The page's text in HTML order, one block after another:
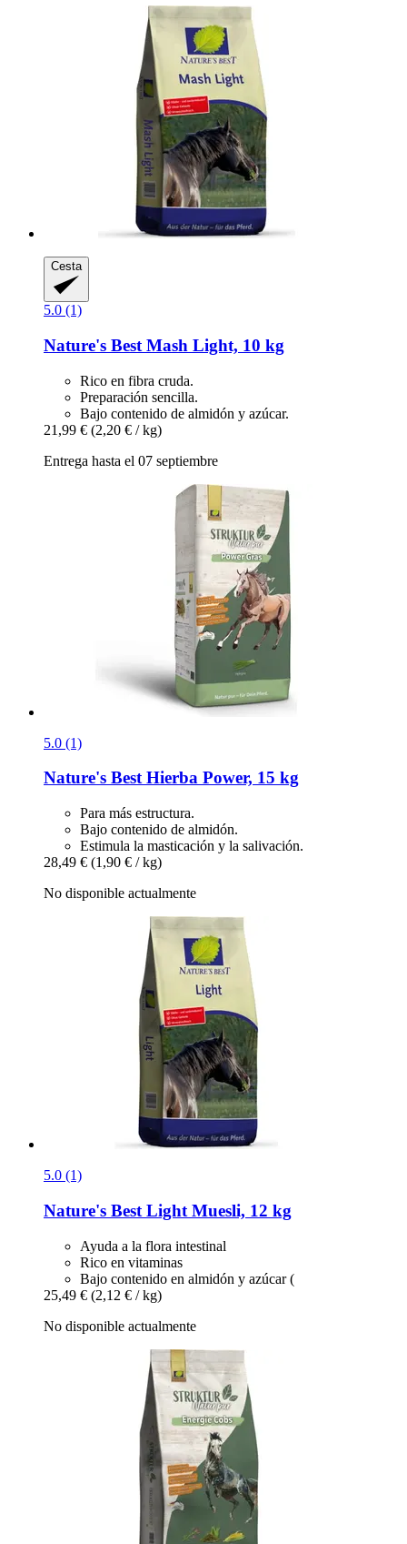
Cesta
5.0 (1)
Nature's Best Mash Light, 10 kg
Rico en fibra cruda.
Preparación sencilla.
Bajo contenido de almidón y azúcar.
21,99 € (2,20 € / kg)
Entrega hasta el 07 septiembre
5.0 (1)
Nature's BestHierba Power, 15 kg
Para más estructura.
Bajo contenido de almidón.
Estimula la masticación y la salivación.
28,49 € (1,90 € / kg)
No disponible actualmente
5.0 (1)
Nature's Best Light Muesli, 12 kg
Ayuda a la flora intestinal
Rico en vitaminas
Bajo contenido en almidón y azúcar (
25,49 € (2,12 € / kg)
No disponible actualmente